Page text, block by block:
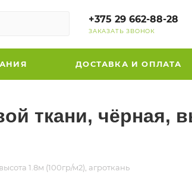
+375 29 662-88-28
ЗАКАЗАТЬ ЗВОНОК
ДОСТАВКА И ОПЛАТА
ткани, чёрная,
1.8м (100гр/м2), агроткань